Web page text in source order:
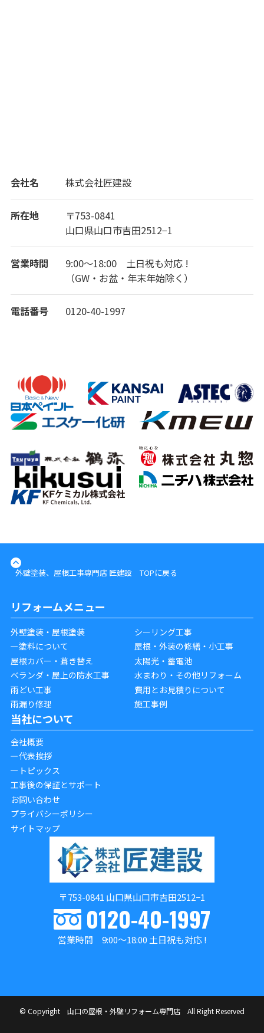
会社名 株式会社匠建設
所在地
〒753-0841
山口県山口市吉田2512−1
営業時間
9:00～18:00 土日祝も対応 !
（GW・お盆・年末年始除く）
電話番号 0120-40-1997
外壁塗装、屋根工事専門店 匠建設 TOPに戻る
リフォームメニュー
外壁塗装・屋根塗装
塗料について
屋根カバー・葺き替え
ベランダ・屋上の防水工事
雨どい工事
雨漏り修理
シーリング工事
屋根・外装の修繕・小工事
太陽光・蓄電池
水まわり・その他リフォーム
費用とお見積りについて
施工事例
当社について
会社概要
代表挨拶
トピックス
工事後の保証とサポート
お問い合わせ
プライバシーポリシー
サイトマップ
〒753-0841 山口県山口市吉田2512−1
0120-40-1997
営業時間 9:00～18:00 土日祝も対応 !
© Copyright 山口の屋根・外壁リフォーム専門店 All Right Reserved